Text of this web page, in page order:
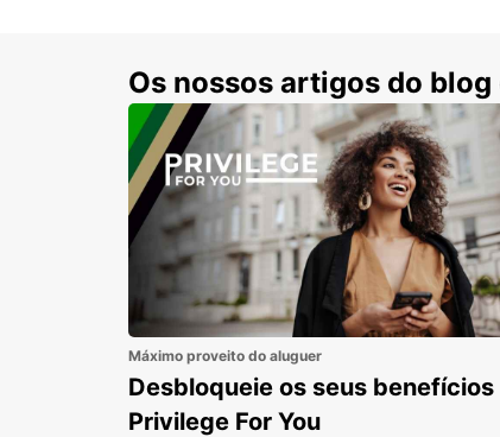
Os nossos artigos do
Máximo proveito do aluguer
Desbloqueie os seus benefícios
Privilege For You